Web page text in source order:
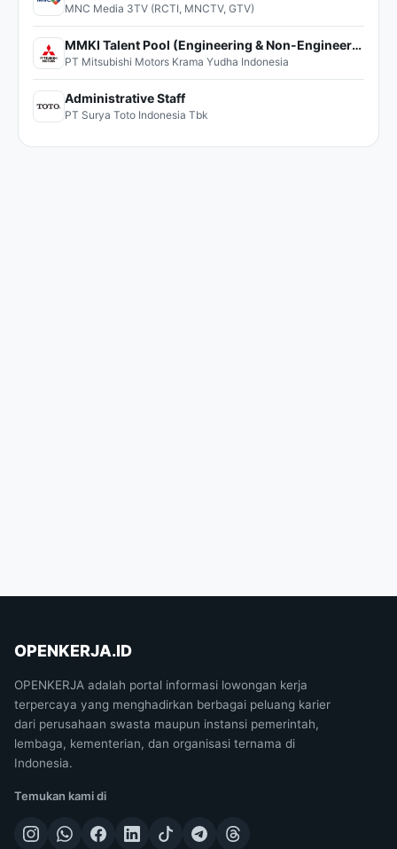
MNC Media 3TV (RCTI, MNCTV, GTV)
MMKI Talent Pool (Engineering & Non-Engineering)
PT Mitsubishi Motors Krama Yudha Indonesia
Administrative Staff
PT Surya Toto Indonesia Tbk
OPENKERJA.ID
OPENKERJA adalah portal informasi lowongan kerja
terpercaya yang menghadirkan berbagai peluang karier
dari perusahaan swasta maupun instansi pemerintah,
lembaga, kementerian, dan organisasi ternama di
Indonesia.
Temukan kami di